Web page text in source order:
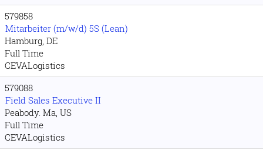
579858
Mitarbeiter (m/w/d) 5S (Lean)
Hamburg, DE
Full Time
CEVALogistics
579088
Field Sales Executive II
Peabody. Ma, US
Full Time
CEVALogistics